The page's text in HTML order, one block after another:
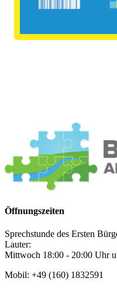
Öffnungszeiten
Sprechstunde des Ersten
Lauter:
Mittwoch 18:00 - 20:00 Uhr
Mobil: +49 (160) 1832591